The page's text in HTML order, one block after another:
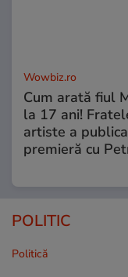
Wowbiz.ro
Cum arată fiul
la 17 ani!
artiste a
premieră cu
POLITIC
Politică